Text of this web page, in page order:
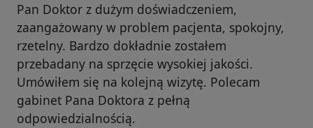
Pan Doktor z dużym doświadczeniem,
zaangażowany w problem pacjenta, spokojny,
rzetelny. Bardzo dokładnie zostałem
przebadany na sprzęcie wysokiej jakości.
Umówiłem się na kolejną wizytę. Polecam
gabinet Pana Doktora z pełną
odpowiedzialnością.